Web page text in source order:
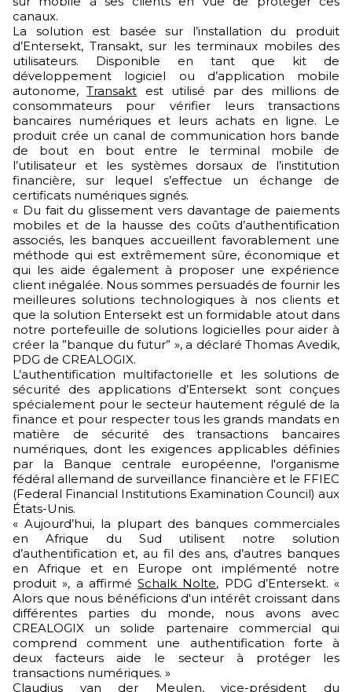
canaux.
La solution est basée sur l’installation du produit
d’Entersekt, Transakt, sur les terminaux mobiles des
utilisateurs. Disponible en tant que kit de
développement logiciel ou d’application mobile
autonome,Transakt est utilisé par des millions de
consommateurs pour vérifier leurs transactions
bancaires numériques et leurs achats en ligne. Le
produit crée un canal de communication hors bande
de bout en bout entre le terminal mobile de
l’utilisateur et les systèmes dorsaux de l’institution
financière, sur lequel s’effectue un échange de
certificats numériques signés.
« Du fait du glissement vers davantage de paiements
mobiles et de la hausse des coûts d’authentification
associés, les banques accueillent favorablement une
méthode qui est extrêmement sûre, économique et
qui les aide également à proposer une expérience
client inégalée. Nous sommes persuadés de fournir les
meilleures solutions technologiques à nos clients et
que la solution Entersekt est un formidable atout dans
notre portefeuille de solutions logicielles pour aider à
créer la ”banque du futur” », a déclaré Thomas Avedik,
PDG de CREALOGIX.
L’authentification multifactorielle et les solutions de
sécurité des applications d’Entersekt sont conçues
spécialement pour le secteur hautement régulé de la
finance et pour respecter tous les grands mandats en
matière de sécurité des transactions bancaires
numériques, dont les exigences applicables définies
par la Banque centrale européenne, l'organisme
fédéral allemand de surveillance financière et le FFIEC
(Federal Financial Institutions Examination Council) aux
États-Unis.
« Aujourd’hui, la plupart des banques commerciales
en Afrique du Sud utilisent notre solution
d’authentification et, au fil des ans, d’autres banques
en Afrique et en Europe ont implémenté notre
produit », a affirmé Schalk Nolte, PDG d’Entersekt. «
Alors que nous bénéficions d'un intérêt croissant dans
différentes parties du monde, nous avons avec
CREALOGIX un solide partenaire commercial qui
comprend comment une authentification forte à
deux facteurs aide le secteur à protéger les
transactions numériques. »
Claudius van der Meulen, vice-président du